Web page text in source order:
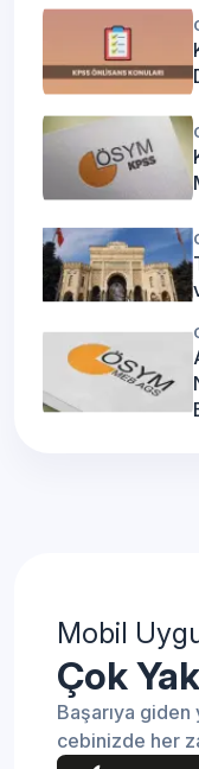
Mobil
Çok
Başarıya giden
cebinizde her